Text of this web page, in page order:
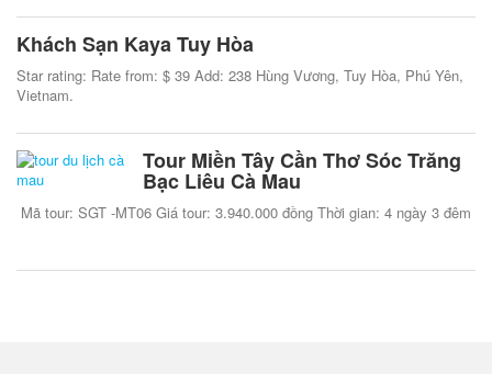
Khách Sạn Kaya Tuy Hòa
Star rating: Rate from: $ 39 Add: 238 Hùng Vương, Tuy Hòa, Phú Yên,
Vietnam.
Tour Miền Tây Cần Thơ Sóc Trăng
Bạc Liêu Cà Mau
Mã tour: SGT -MT06 Giá tour: 3.940.000 đồng Thời gian: 4 ngày 3 đêm